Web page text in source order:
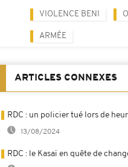
VIOLENCE BENI
ARMÉE
ARTICLES CONNEXES
RDC : un policier tué lors de
13/08/2024
RDC : le Kasaï en quête de